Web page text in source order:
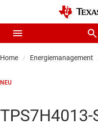
Home Energiemanagement
NEU
TPS7H4013-